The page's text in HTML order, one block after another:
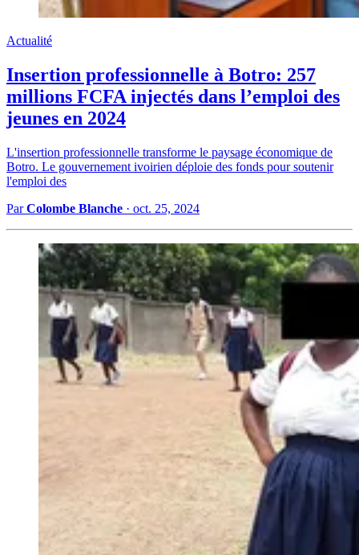
Actualité
Insertion professionnelle à Botro: 257
millions FCFA injectés dans l’emploi des
jeunes en 2024
L'insertion professionnelle transforme le paysage économique de
Botro. Le gouvernement ivoirien déploie des fonds pour soutenir
l'emploi des
ParColombe Blanche · oct. 25, 2024